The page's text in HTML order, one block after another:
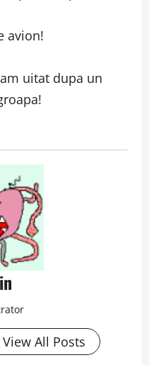
avion!
uitat dupa un
View All Posts